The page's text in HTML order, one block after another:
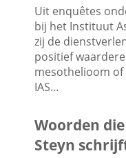
Uit enquêtes
bij het Instituut
zij de
positief
mesothelioom of
IAS…
Woorden
Steyn